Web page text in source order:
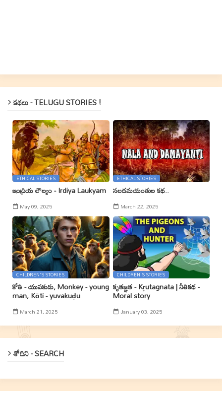
కథలు - TELUGU STORIES !
ETHICAL STORIES
ఇంద్రియ లౌల్యం - Irdiya Laukyam
May 09, 2025
ETHICAL STORIES
నలదమయంతుల కథ..
March 22, 2025
CHILDREN'S STORIES
కోతి - యువకుడు, Monkey - young
man, Kōti - yuvakuḍu
March 21, 2025
CHILDREN'S STORIES
కృతజ్ఞత - Kr̥utagnata | నీతికథ -
Moral story
January 03, 2025
శోదిని - SEARCH